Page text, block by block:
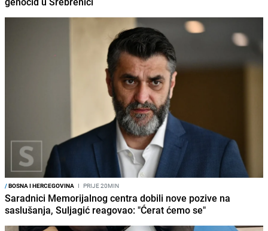
/BOSNA I HERCEGOVINA I PRIJE 20MIN
Saradnici Memorijalnog centra dobili nove pozive na
saslušanja, Suljagić reagovao: "Ćerat ćemo se"